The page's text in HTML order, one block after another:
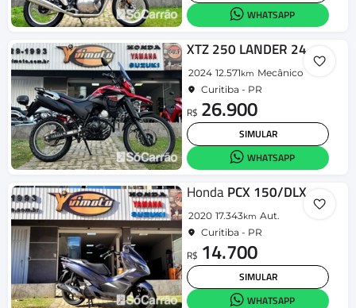
WHATSAPP
2024 12.571km Mecânico
Curitiba - PR
R$ 26.900
SIMULAR
WHATSAPP
HondaPCX 150/DLX
2020 17.343km Aut.
Curitiba - PR
R$ 14.700
SIMULAR
WHATSAPP